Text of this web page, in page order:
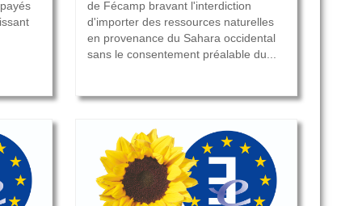
de Fécamp bravant l'interdiction
d'importer des ressources naturelles
en provenance du Sahara occidental
sans le consentement préalable du...